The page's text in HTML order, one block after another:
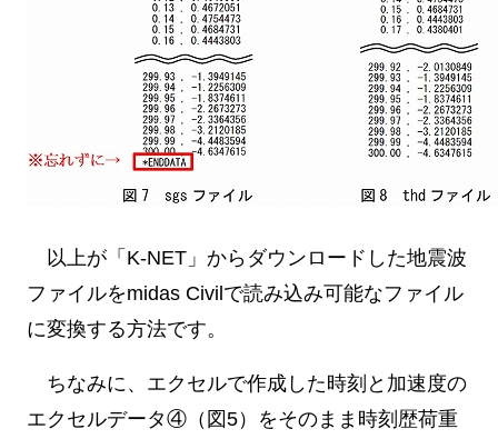
以上が「K-NET」からダウンロードした地震波
ファイルをmidas Civilで読み込み可能なファイル
に変換する方法です。
ちなみに、エクセルで作成した時刻と加速度の
エクセルデータ④（図5）をそのまま時刻歴荷重